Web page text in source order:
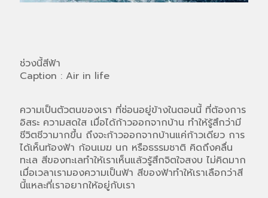
ช่วงนี้สีฟ้า
Caption : Air in life
ความเป็นตัวตนของเรา ที่ซ่อนอยู่ข้างในตอนนี้ ที่ต้องการ
อิสระ ความสดใส เมื่อได้ก้าวออกจากบ้าน ทำให้รู้สึกว่ามี
ชีวิตชีวามากขึ้น ถึงจะก้าวออกจากบ้านแค่ก้าวเดียว การ
ได้เห็นท้องฟ้า ก้อนเมฆ นก หรือธรรมชาติ คิดถึงคลื่น
ทะเล สีของทะเลทำให้เราเห็นแล้วรู้สึกจิตใจสงบ ไม่คิดมาก
เมื่อเวลาเรามองความเป็นฟ้า สีของฟ้าทำให้เราเลือกว่าสี
นี้แหละที่เราอยากให้อยู่กับเรา